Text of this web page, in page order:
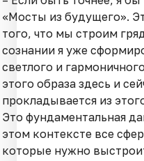
«Мосты из будущего».
того, что мы строим
сознании я уже
светлого и
этого образа здесь и
прокладывается из
Это фундаментальная
этом контексте все
которые нужно